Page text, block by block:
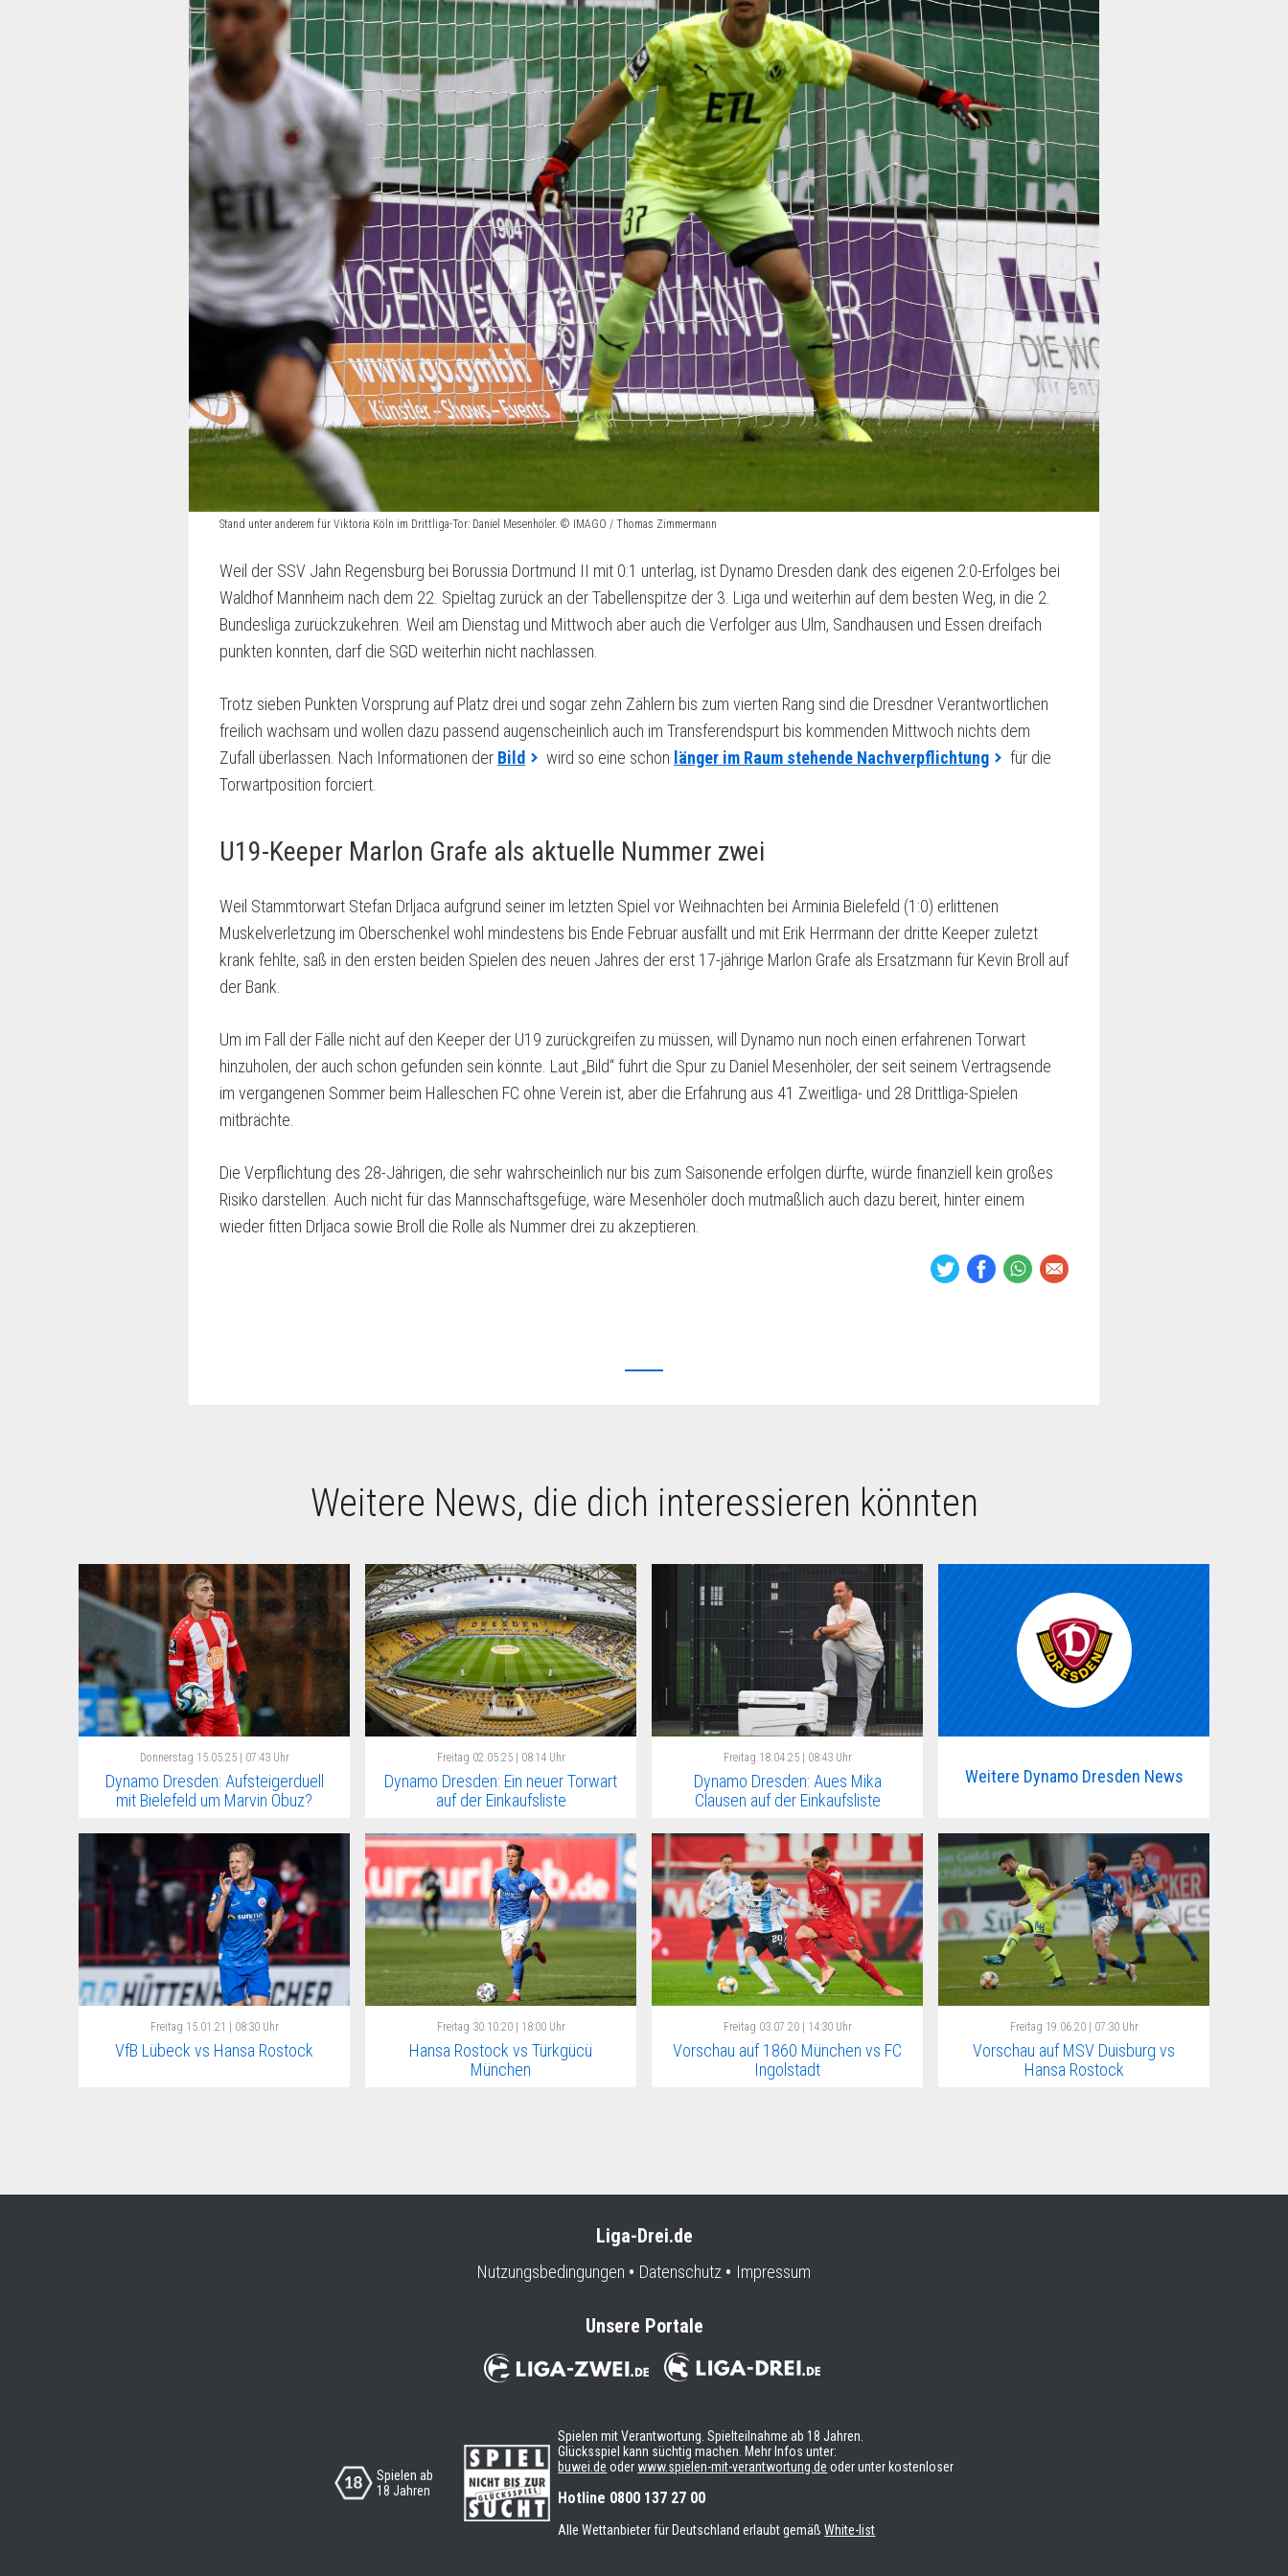
Stand unter anderem für Viktoria Köln im Drittliga-Tor: Daniel Mesenhöler. © IMAGO / Thomas Zimmermann
Weil der SSV Jahn Regensburg bei Borussia Dortmund II mit 0:1 unterlag, ist Dynamo Dresden dank des eigenen 2:0-Erfolges bei
Waldhof Mannheim nach dem 22. Spieltag zurück an der Tabellenspitze der 3. Liga und weiterhin auf dem besten Weg, in die 2.
Bundesliga zurückzukehren. Weil am Dienstag und Mittwoch aber auch die Verfolger aus Ulm, Sandhausen und Essen dreifach
punkten konnten, darf die SGD weiterhin nicht nachlassen.
Trotz sieben Punkten Vorsprung auf Platz drei und sogar zehn Zählern bis zum vierten Rang sind die Dresdner Verantwortlichen
freilich wachsam und wollen dazu passend augenscheinlich auch im Transferendspurt bis kommenden Mittwoch nichts dem
Zufall überlassen. Nach Informationen der Bild wird so eine schon länger im Raum stehende Nachverpflichtung
für die
Torwartposition forciert.
U19-Keeper Marlon Grafe als aktuelle Nummer zwei
Weil Stammtorwart Stefan Drljaca aufgrund seiner im letzten Spiel vor Weihnachten bei Arminia Bielefeld (1:0) erlittenen
Muskelverletzung im Oberschenkel wohl mindestens bis Ende Februar ausfällt und mit Erik Herrmann der dritte Keeper zuletzt
krank fehlte, saß in den ersten beiden Spielen des neuen Jahres der erst 17-jährige Marlon Grafe als Ersatzmann für Kevin Broll auf
der Bank.
Um im Fall der Fälle nicht auf den Keeper der U19 zurückgreifen zu müssen, will Dynamo nun noch einen erfahrenen Torwart
hinzuholen, der auch schon gefunden sein könnte. Laut „Bild“ führt die Spur zu Daniel Mesenhöler, der seit seinem Vertragsende
im vergangenen Sommer beim Halleschen FC ohne Verein ist, aber die Erfahrung aus 41 Zweitliga- und 28 Drittliga-Spielen
mitbrächte.
Die Verpflichtung des 28-Jährigen, die sehr wahrscheinlich nur bis zum Saisonende erfolgen dürfte, würde finanziell kein großes
Risiko darstellen. Auch nicht für das Mannschaftsgefüge, wäre Mesenhöler doch mutmaßlich auch dazu bereit, hinter einem
wieder fitten Drljaca sowie Broll die Rolle als Nummer drei zu akzeptieren.
Weitere News, die dich interessieren könnten
Donnerstag 15.05.25 | 07:43 Uhr
Dynamo Dresden: Aufsteigerduell
mit Bielefeld um Marvin Obuz?
Freitag 02.05.25 | 08:14 Uhr
Dynamo Dresden: Ein neuer Torwart
auf der Einkaufsliste
Freitag 18.04.25 | 08:43 Uhr
Dynamo Dresden: Aues Mika
Clausen auf der Einkaufsliste
Weitere Dynamo Dresden News
Freitag 15.01.21 | 08:30 Uhr
VfB Lübeck vs Hansa Rostock
Freitag 30.10.20 | 18:00 Uhr
Hansa Rostock vs Türkgücü
München
Freitag 03.07.20 | 14:30 Uhr
Vorschau auf 1860 München vs FC
Ingolstadt
Freitag 19.06.20 | 07:30 Uhr
Vorschau auf MSV Duisburg vs
Hansa Rostock
Liga-Drei.de
Nutzungsbedingungen Datenschutz Impressum
Unsere Portale
Spielen ab
18 Jahren
Spielen mit Verantwortung. Spielteilnahme ab 18 Jahren.
Glücksspiel kann süchtig machen. Mehr Infos unter:
buwei.de oderwww.spielen-mit-verantwortung.de oder unter kostenloser
Hotline 0800 137 27 00
Alle Wettanbieter für Deutschland erlaubt gemäßWhite-list